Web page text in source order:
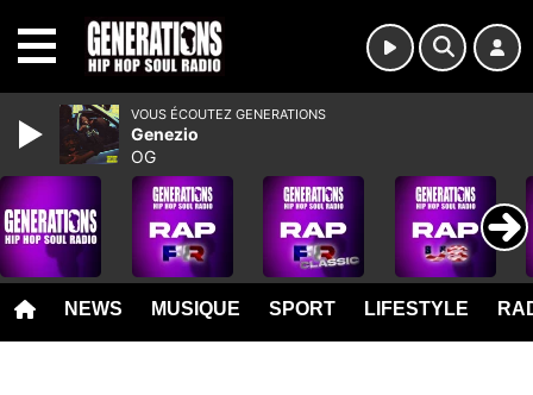
NEWS MUSIQUE SPORT LIFESTYLE
VOUS ÉCOUTEZ GENERATIONS
Genezio
OG